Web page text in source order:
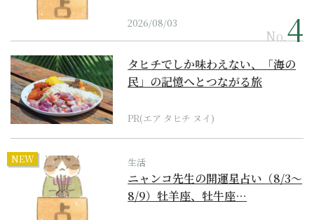
2026/08/03
No.
タヒチでしか味わえない、「海の
民」の記憶へとつながる旅
PR(エア タヒチ ヌイ)
NEW 生活
ニャンコ先生の開運星占い（8/3～
8/9）牡羊座、牡牛座…